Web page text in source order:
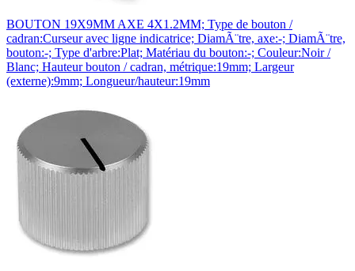
BOUTON 19X9MM AXE 4X1.2MM; Type de bouton /
cadran:Curseur avec ligne indicatrice; DiamÃ¨tre, axe:-; DiamÃ¨tre,
bouton:-; Type d'arbre:Plat; Matériau du bouton:-; Couleur:Noir /
Blanc; Hauteur bouton / cadran, métrique:19mm; Largeur
(externe):9mm; Longueur/hauteur:19mm